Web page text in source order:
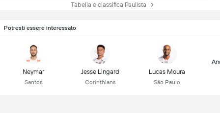
Tabella e classifica Paulista
Potresti essere interessato
Neymar
Santos
Jesse Lingard
Corinthians
Lucas Moura
São Paulo